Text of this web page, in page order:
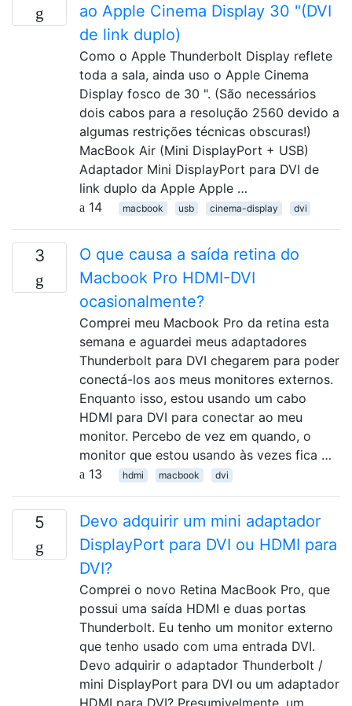
ao Apple Cinema Display 30 "(DVI
de link duplo)
Como o Apple Thunderbolt Display reflete
toda a sala, ainda uso o Apple Cinema
Display fosco de 30 ". (São necessários
dois cabos para a resolução 2560 devido a
algumas restrições técnicas obscuras!)
MacBook Air (Mini DisplayPort + USB)
Adaptador Mini DisplayPort para DVI de
link duplo da Apple Apple …
14
macbook usb cinema-display dvi
3
O que causa a saída retina do
Macbook Pro HDMI-DVI
ocasionalmente?
Comprei meu Macbook Pro da retina esta
semana e aguardei meus adaptadores
Thunderbolt para DVI chegarem para poder
conectá-los aos meus monitores externos.
Enquanto isso, estou usando um cabo
HDMI para DVI para conectar ao meu
monitor. Percebo de vez em quando, o
monitor que estou usando às vezes fica …
13
hdmi macbook dvi
5
Devo adquirir um mini adaptador
DisplayPort para DVI ou HDMI para
DVI?
Comprei o novo Retina MacBook Pro, que
possui uma saída HDMI e duas portas
Thunderbolt. Eu tenho um monitor externo
que tenho usado com uma entrada DVI.
Devo adquirir o adaptador Thunderbolt /
mini DisplayPort para DVI ou um adaptador
HDMI para DVI? Presumivelmente, um